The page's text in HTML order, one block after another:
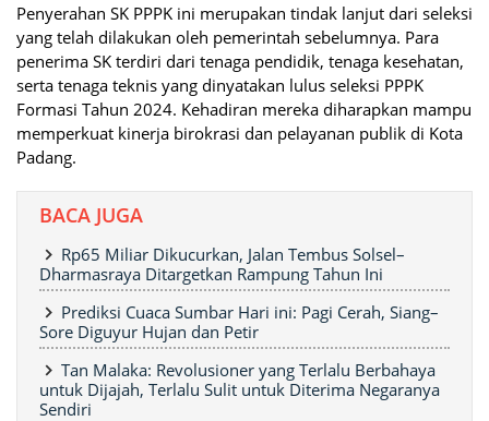
Penyerahan SK PPPK ini merupakan tindak lanjut dari seleksi
yang telah dilakukan oleh pemerintah sebelumnya. Para
penerima SK terdiri dari tenaga pendidik, tenaga kesehatan,
serta tenaga teknis yang dinyatakan lulus seleksi PPPK
Formasi Tahun 2024. Kehadiran mereka diharapkan mampu
memperkuat kinerja birokrasi dan pelayanan publik di Kota
Padang.
BACA JUGA
Rp65 Miliar Dikucurkan, Jalan Tembus Solsel–
Dharmasraya Ditargetkan Rampung Tahun Ini
Prediksi Cuaca Sumbar Hari ini: Pagi Cerah, Siang–
Sore Diguyur Hujan dan Petir
Tan Malaka: Revolusioner yang Terlalu Berbahaya
untuk Dijajah, Terlalu Sulit untuk Diterima Negaranya
Sendiri